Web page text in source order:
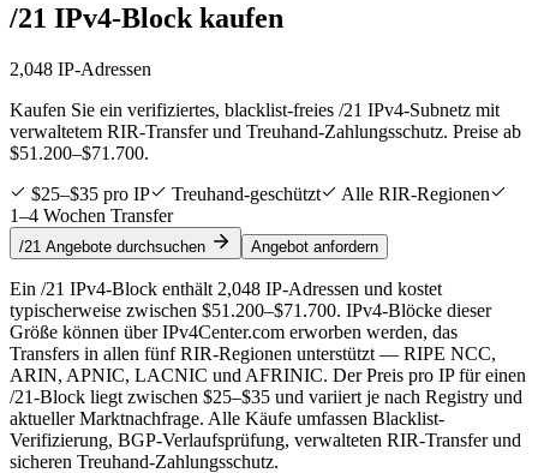
/21 IPv4-Block kaufen
2,048 IP-Adressen
Kaufen Sie ein verifiziertes, blacklist-freies /21 IPv4-Subnetz mit
verwaltetem RIR-Transfer und Treuhand-Zahlungsschutz. Preise ab
$51.200–$71.700.
$25–$35 pro IP
Treuhand-geschützt
Alle RIR-Regionen
1–4 Wochen Transfer
/21 Angebote durchsuchen Angebot anfordern
Ein /21 IPv4-Block enthält 2,048 IP-Adressen und kostet
typischerweise zwischen $51.200–$71.700. IPv4-Blöcke dieser
Größe können über IPv4Center.com erworben werden, das
Transfers in allen fünf RIR-Regionen unterstützt — RIPE NCC,
ARIN, APNIC, LACNIC und AFRINIC. Der Preis pro IP für einen
/21-Block liegt zwischen $25–$35 und variiert je nach Registry und
aktueller Marktnachfrage. Alle Käufe umfassen Blacklist-
Verifizierung, BGP-Verlaufsprüfung, verwalteten RIR-Transfer und
sicheren Treuhand-Zahlungsschutz.